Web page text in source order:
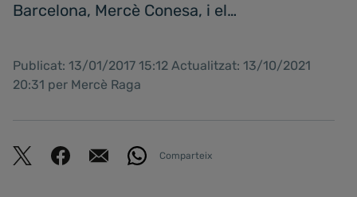
Barcelona, Mercè Conesa, i el…
Publicat: 13/01/2017 15:12 Actualitzat: 13/10/2021
20:31 per Mercè Raga
Comparteix